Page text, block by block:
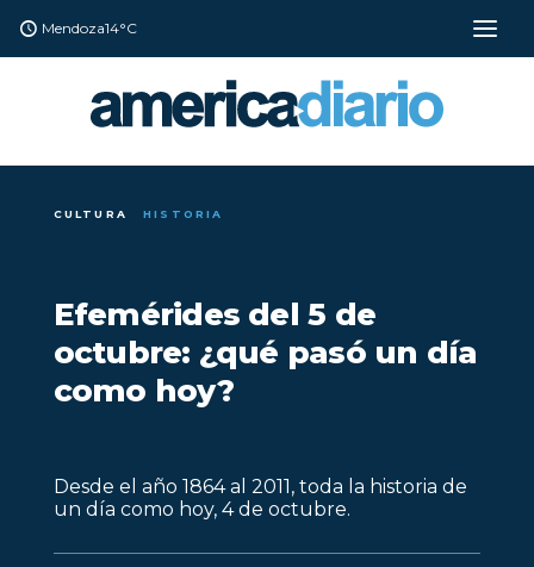
Mendoza14°C
CULTURA HISTORIA
Efemérides del 5 de
octubre: ¿qué pasó un día
como hoy?
Desde el año 1864 al 2011, toda la historia de
un día como hoy, 4 de octubre.